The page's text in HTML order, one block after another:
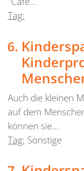
Tag:
Auch die kleinen
auf dem
können sie…
Tag: Sonstige